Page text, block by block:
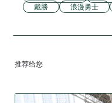
戴勝
浪漫勇士
推荐给您